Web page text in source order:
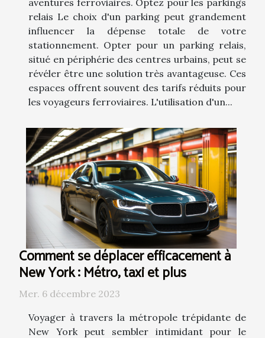
aventures ferroviaires. Optez pour les parkings
relais Le choix d'un parking peut grandement
influencer la dépense totale de votre
stationnement. Opter pour un parking relais,
situé en périphérie des centres urbains, peut se
révéler être une solution très avantageuse. Ces
espaces offrent souvent des tarifs réduits pour
les voyageurs ferroviaires. L'utilisation d'un...
Comment se déplacer efficacement à
New York : Métro, taxi et plus
Mer. 6 décembre 2023
Voyager à travers la métropole trépidante de
New York peut sembler intimidant pour le